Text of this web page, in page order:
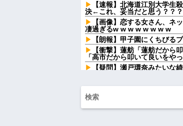
【速報】北海道江別大学生
決←これ、妥当だと思う？？？
【画像】恋する女さん、ネ
凄過ぎるw w w w w w w w
【朗報】甲子園にくちび
【衝撃】蓮舫「蓮舫だから
「高市だから叩いて良いを
【疑問】瀬戸環奈みたいな
た泥ママがまさかの被害者ア
い…
勤務中のはずの彼氏を偶然
な姿を見た私は思わず固まり…
従弟「研修だから泊めて」